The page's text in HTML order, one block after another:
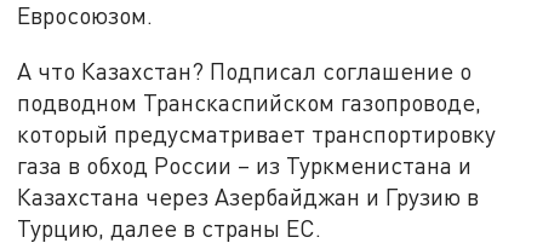
Евросоюзом.
А что Казахстан? Подписал соглашение о
подводном Транскаспийском газопроводе,
который предусматривает транспортировку
газа в обход России – из Туркменистана и
Казахстана через Азербайджан и Грузию в
Турцию, далее в страны ЕС.